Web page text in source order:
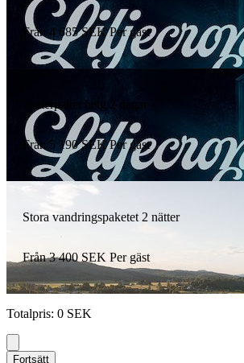
Från 4 685 SEK Per gäst
Teaterpaket helg 2 dagar
Från 5 190 SEK Per gäst
Stora vandringspaketet 2 nätter
Från 3 400 SEK Per gäst
Totalpris: 0 SEK
Fortsätt